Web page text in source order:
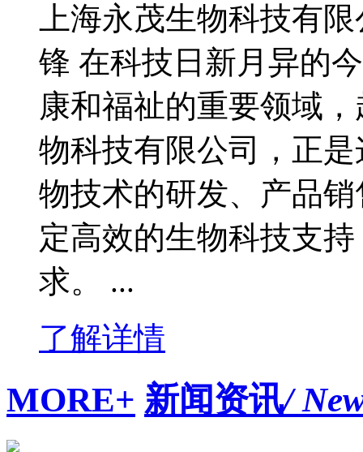
上海永茂生物科技有
锋 在科技日新月异的
康和福祉的重要领域
物科技有限公司，正
物技术的研发、产品
定高效的生物科技支
求。 ...
了解详情
MORE+ 新闻资讯/